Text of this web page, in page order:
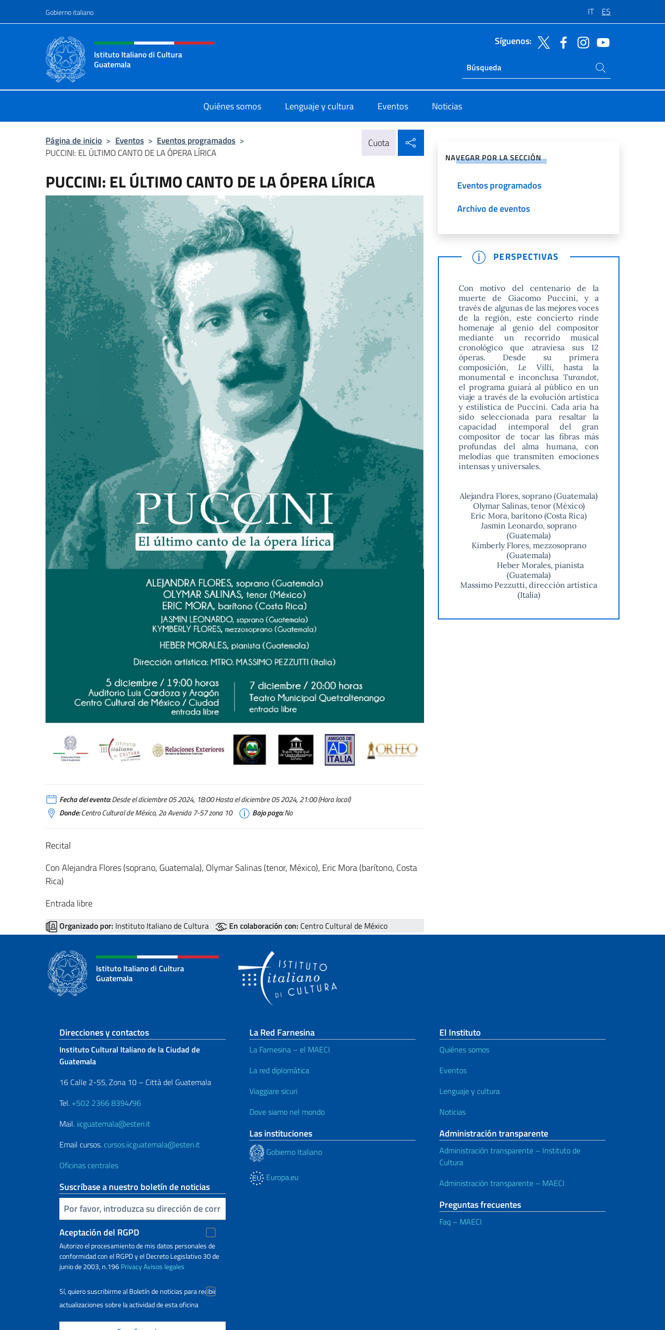
Gobierno italiano IT ES
Encabezado del sitio web, redes sociales y menú
Istituto Italiano di Cultura
Guatemala
Síguenos:
Ricerca sito live
Buscar en el sitio
Quiénes somos Lenguaje y cultura Eventos Noticias
Página de inicio > Eventos > Eventos programados >
PUCCINI: EL ÚLTIMO CANTO DE LA ÓPERA LÍRICA
Cuota
PUCCINI: EL ÚLTIMO CANTO DE LA ÓPERA LÍRICA
Fecha del evento:Desde el diciembre 05 2024, 18:00 Hasta el diciembre 05 2024, 21:00 (Hora local)
Donde:Centro Cultural de México, 2a Avenida 7-57 zona 10 Bajo pago:No
Recital
Con Alejandra Flores (soprano, Guatemala), Olymar Salinas (tenor, México), Eric Mora (barítono, Costa
Rica)
Entrada libre
Organizado por: Instituto Italiano de Cultura En colaboración con: Centro Cultural de México
NAVEGAR POR LA SECCIÓN
Eventos programados
Archivo de eventos
PERSPECTIVAS
Con motivo del centenario de la
muerte de Giacomo Puccini, y a
través de algunas de las mejores voces
de la región, este concierto rinde
homenaje al genio del compositor
mediante un recorrido musical
cronológico que atraviesa sus 12
óperas. Desde su primera
composición,Le Villi, hasta la
monumental e inconclusa Turandot,
el programa guiará al público en un
viaje a través de la evolución artística
y estilística de Puccini. Cada aria ha
sido seleccionada para resaltar la
capacidad intemporal del gran
compositor de tocar las fibras más
profundas del alma humana, con
melodías que transmiten emociones
intensas y universales.
Alejandra Flores, soprano (Guatemala)
Olymar Salinas, tenor (México)
Eric Mora, barítono (Costa Rica)
Jasmin Leonardo, soprano
(Guatemala)
Kimberly Flores, mezzosoprano
(Guatemala)
Heber Morales, pianista
(Guatemala)
Massimo Pezzutti, dirección artística
(Italia)
Istituto Italiano di Cultura
Guatemala
Sezione footer
Direcciones y contactos
Instituto Cultural Italiano de la Ciudad de
Guatemala
16 Calle 2-55, Zona 10 – Città del Guatemala
Tel. +502 2366 8394/96
Mail. iicguatemala@esteri.it
Email cursos. cursos.iicguatemala@esteri.it
Oficinas centrales
Suscríbase a nuestro boletín de noticias
Inserta tu correo electronico
Aceptación del RGPD
Autorizo ​​el procesamiento de mis datos personales de
conformidad con el RGPD y el Decreto Legislativo 30 de
junio de 2003, n.196PrivacyAvisos legales
Sí, quiero suscribirme al Boletín de noticias para recibir
actualizaciones sobre la actividad de esta oficina
La Red Farnesina
La Farnesina – el MAECI
La red diplomática
Viaggiare sicuri
Dove siamo nel mondo
Las instituciones
Gobierno Italiano
Europa.eu
El Instituto
Quiénes somos
Eventos
Lenguaje y cultura
Noticias
Administración transparente
Administración transparente – Instituto de
Cultura
Administración transparente – MAECI
Preguntas frecuentes
Faq – MAECI